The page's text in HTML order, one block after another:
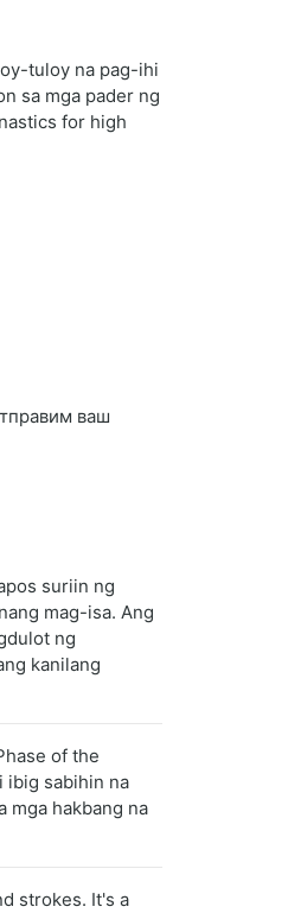
tuloy na pag-ihi
sa mga pader ng
for high
ваш
suriin ng
mag-isa. Ang
ng
kanilang
of the
ibig sabihin na
mga hakbang na
strokes. It's a